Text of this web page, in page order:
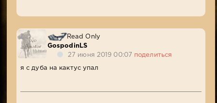
Read Only
GospodinLS
27 июня 2019 00:07 поделиться
я с дуба на кактус упал